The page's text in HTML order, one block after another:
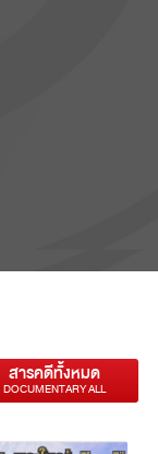
สารคดีทั้งหมด
DOCUMENTARY ALL